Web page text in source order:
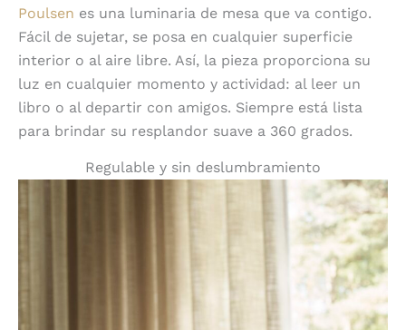
Poulsen es una luminaria de mesa que va contigo.
Fácil de sujetar, se posa en cualquier superficie
interior o al aire libre. Así, la pieza proporciona su
luz en cualquier momento y actividad: al leer un
libro o al departir con amigos. Siempre está lista
para brindar su resplandor suave a 360 grados.
Regulable y sin deslumbramiento